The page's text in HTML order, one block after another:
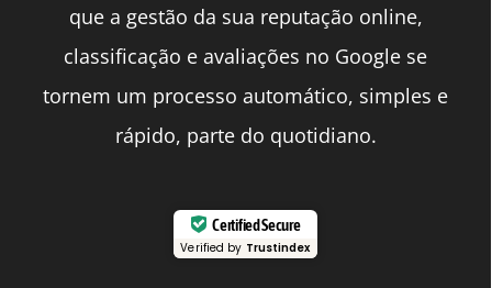
que a gestão da sua reputação online,
classificação e avaliações no Google se
tornem um processo automático, simples e
rápido, parte do quotidiano.
Certified Secure
Verified by Trustindex